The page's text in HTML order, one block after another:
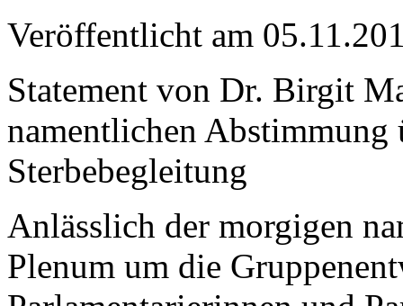
Veröffentlicht am
Statement von Dr. Birgit
namentlichen Abstimmung
Sterbebegleitung
Anlässlich der morgigen
Plenum um die